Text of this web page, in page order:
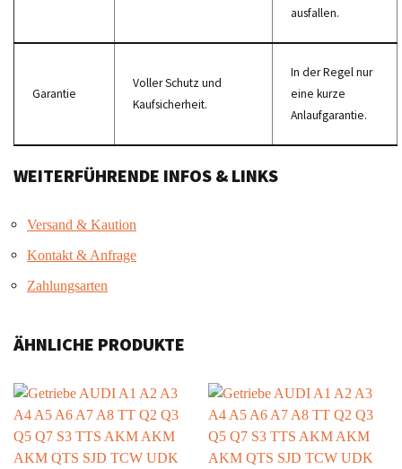
ausfallen.
Garantie
Voller Schutz und
Kaufsicherheit.
In der Regel nur
eine kurze
Anlaufgarantie.
WEITERFÜHRENDE INFOS & LINKS
Versand & Kaution
Kontakt & Anfrage
Zahlungsarten
ÄHNLICHE PRODUKTE